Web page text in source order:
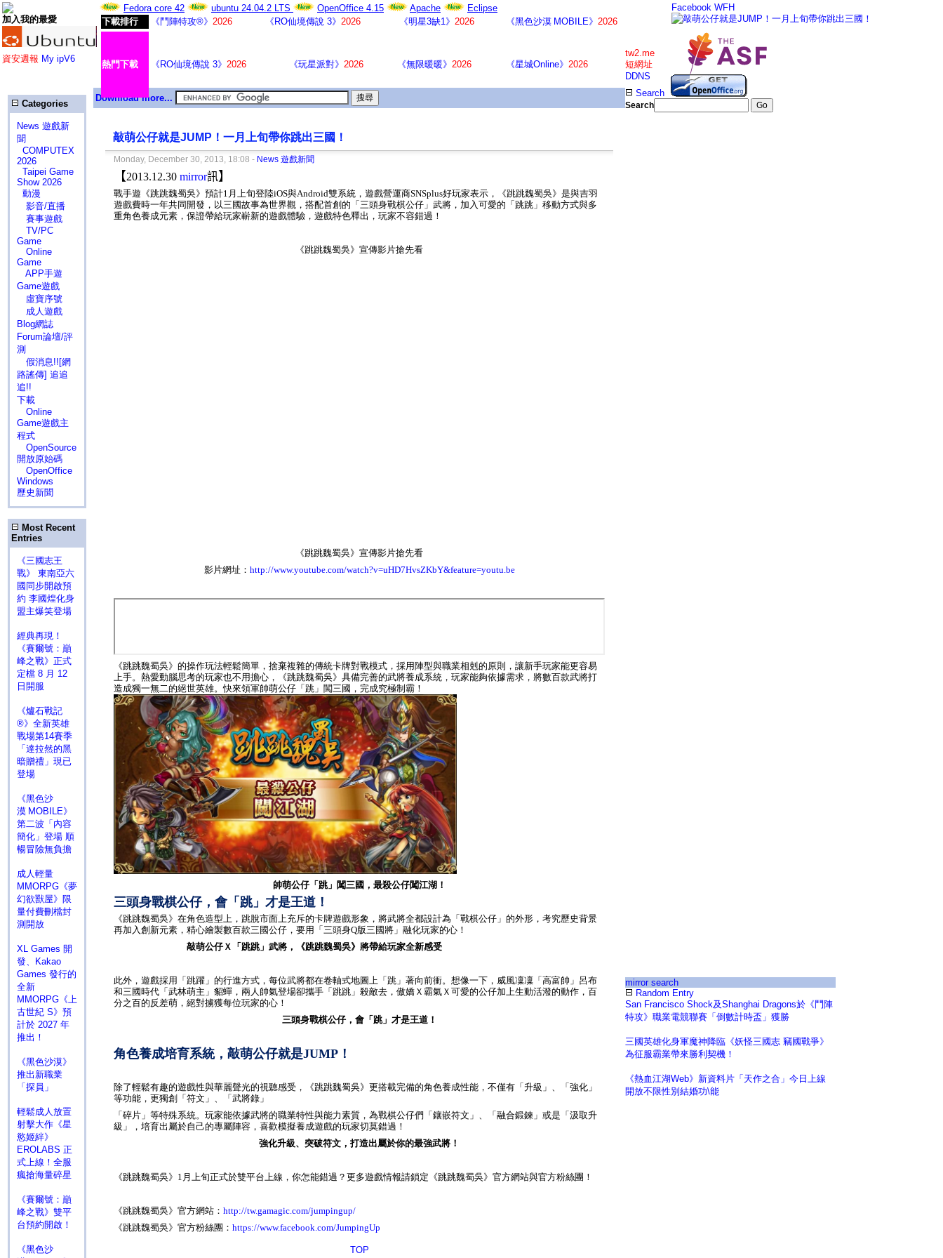
加入我的最愛
資安週報 My ipV6
Fedora core 42 ubuntu 24.04.2 LTS OpenOffice 4.15 Apache
Eclipse
下載排行
《鬥陣特攻®》 2026 《RO仙境傳說 3》 2026 《明星3缺1》 2026 《黑色沙漠 MOBILE》 2026
熱門下載 《RO仙境傳說 3》 2026 《玩星派對》 2026 《無限暖暖》 2026 《星城Online》 2026
tw2.me
短網址
DDNS
Facebook WFH
Categories
News 遊戲新
聞
COMPUTEX
2026
Taipei Game
Show 2026
動漫
影音/直播
賽事遊戲
TV/PC
Game
Online
Game
APP手遊
Game遊戲
虛寶序號
成人遊戲
Blog網誌
Forum論壇/評
測
假消息!![網
路謠傳] 追追
追!!
下載
Online
Game遊戲主
程式
OpenSource
開放原始碼
OpenOffice
Windows
歷史新聞
Most Recent
Entries
《三國志王
戰》 東南亞六
國同步開啟預
約 李國煌化身
盟主爆笑登場
經典再現！
《賽爾號：巔
峰之戰》正式
定檔 8 月 12
日開服
《爐石戰記
®》全新英雄
戰場第14賽季
「達拉然的黑
暗贈禮」現已
登場
《黑色沙
漠 MOBILE》
第二波「內容
簡化」登場 順
暢冒險無負擔
成人輕量
MMORPG《夢
幻欲獸屋》限
量付費刪檔封
測開放
XL Games 開
發、Kakao
Games 發行的
全新
MMORPG《上
古世紀 S》預
計於 2027 年
推出！
《黑色沙漠》
推出新職業
「探員」
輕鬆成人放置
射擊大作《星
慾姬絆》
EROLABS 正
式上線！全服
瘋搶海量碎星
《賽爾號：巔
峰之戰》雙平
台預約開啟！
《黑色沙
Download more...
敲萌公仔就是JUMP！一月上旬帶你跳出三國！
Monday, December 30, 2013, 18:08 - News 遊戲新聞
【2013.12.30 mirror訊】
戰手遊《跳跳魏蜀吳》預計1 月上旬登陸iOS與Android雙系統，遊戲營運商SNSplus好玩家表示，《跳跳魏蜀吳》是與吉羽
遊戲費時一年共同開發，以三國故事為世界觀，搭配首創的「三頭身戰棋公仔」武將，加入可愛的「跳跳」移動方式與多
重角色養成元素，保證帶給玩家嶄新的遊戲體驗，遊戲特色釋出，玩家不容錯過！
《跳跳魏蜀吳》宣傳影片搶先看
《跳跳魏蜀吳》宣傳影片搶先看
影片網址： http://www.youtube.com/watch?v=uHD7HvsZKbY&feature=youtu.be
《跳跳魏蜀吳》的操作玩法輕鬆簡單，捨棄複雜的傳統卡牌對戰模式，採用陣型與職業相剋的原則，讓新手玩家能更容易
上手。熱愛動腦思考的玩家也不用擔心，《跳跳魏蜀吳》具備完善的武將養成系統，玩家能夠依據需求，將數百款武將打
造成獨一無二的絕世英雄。快來領軍帥萌公仔「跳」闖三國，完成究極制霸！
帥萌公仔「跳」闖三國，最殺公仔闖江湖！
三頭身戰棋公仔，會「跳」才是王道！
《跳跳魏蜀吳》在角色造型上，跳脫市面上充斥的卡牌遊戲形象，將武將全都設計為「戰棋公仔」的外形，考究歷史背景
再加入創新元素，精心繪製數百款三國公仔，要用「三頭身Q版三國將」融化玩家的心！
敲萌公仔Ｘ「跳跳」武將，《跳跳魏蜀吳》將帶給玩家全新感受
此外，遊戲採用「跳躍」的行進方式，每位武將都在卷軸式地圖上「跳」著向前衝。想像一下，威風凜凜「高富帥」呂布
和三國時代「武林萌主」貂蟬，兩人帥氣登場卻攜手「跳跳」殺敵去，傲嬌Ｘ霸氣Ｘ可愛的公仔加上生動活潑的動作，百
分之百的反差萌，絕對擄獲每位玩家的心！
三頭身戰棋公仔，會「跳」才是王道！
角色養成培育系統，敲萌公仔就是JUMP ！
除了輕鬆有趣的遊戲性與華麗聲光的視聽感受，《跳跳魏蜀吳》更搭載完備的角色養成性能，不僅有「升級」、「強化」
等功能，更獨創「符文」、「武將錄」
「碎片」等特殊系統。玩家能依據武將的職業特性與能力素質，為戰棋公仔們「鑲嵌符文」、「融合鍛鍊」或是「汲取升
級」，培育出屬於自己的專屬陣容，喜歡模擬養成遊戲的玩家切莫錯過！
強化升級、突破符文，打造出屬於你的最強武將！
《跳跳魏蜀吳》 1 月上旬正式於雙平台上線，你怎能錯過？更多遊戲情報請鎖定《跳跳魏蜀吳》官方網站與官方粉絲團！
《跳跳魏蜀吳》官方網站： http://tw.gamagic.com/jumpingup/
《跳跳魏蜀吳》官方粉絲團： https://www.facebook.com/JumpingUp
TOP
Search
Search
mirror search
Random Entry
San Francisco Shock及Shanghai Dragons於《鬥陣
特攻》職業電競聯賽「倒數計時盃」獲勝
三國英雄化身軍魔神降臨《妖怪三國志 竊國戰爭》
為征服霸業帶來勝利契機！
《熱血江湖Web》新資料片「天作之合」今日上線
開放不限性別結婚功\能